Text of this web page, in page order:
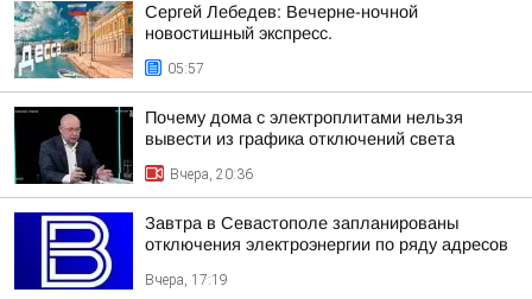
Сергей Лебедев: Вечерне-ночной
новостишный экспресс.
05:57
Почему дома с электроплитами нельзя
вывести из графика отключений света
Вчера, 20:36
Завтра в Севастополе запланированы
отключения электроэнергии по ряду адресов
Вчера, 17:19